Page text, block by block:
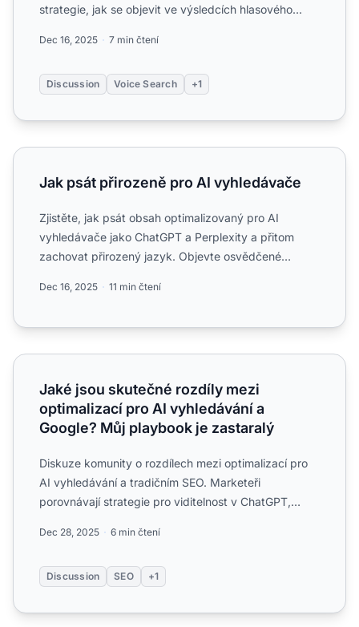
strategie, jak se objevit ve výsledcích hlasového
Dec 16, 2025 7 min čtení
Discussion Voice Search +1
Jak psát přirozeně pro AI vyhledávače
Jak psát přirozeně pro AI vyhledávače
Zjistěte, jak psát obsah optimalizovaný pro AI
vyhledávače jako ChatGPT a Perplexity a přitom
zachovat přirozený jazyk. Objevte osvědčené
Dec 16, 2025 11 min čtení
Jaké jsou skutečné rozdíly mezi optimalizací pro AI
Jaké jsou skutečné rozdíly mezi
optimalizací pro AI vyhledávání a
Google? Můj playbook je zastaralý
Diskuze komunity o rozdílech mezi optimalizací pro
AI vyhledávání a tradičním SEO. Marketeři
porovnávají strategie pro viditelnost v ChatGPT,
Dec 28, 2025 6 min čtení
Discussion SEO +1